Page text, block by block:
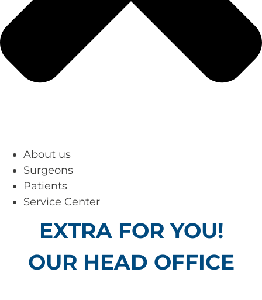
About us
Surgeons
Patients
Service Center
EXTRA FOR YOU!
OUR HEAD OFFICE